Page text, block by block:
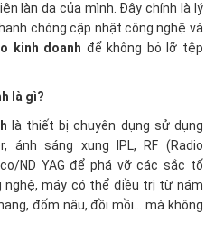
làn da của mình. Đây chính là lý
chóng cập nhật công nghệ và
kinh doanh để không bỏ lỡ tệp
là gì?
là thiết bị chuyên dụng sử dụng
ánh sáng xung IPL, RF (Radio
ND YAG để phá vỡ các sắc tố
nghệ, máy có thể điều trị từ nám
đốm nâu, đồi mồi… mà không